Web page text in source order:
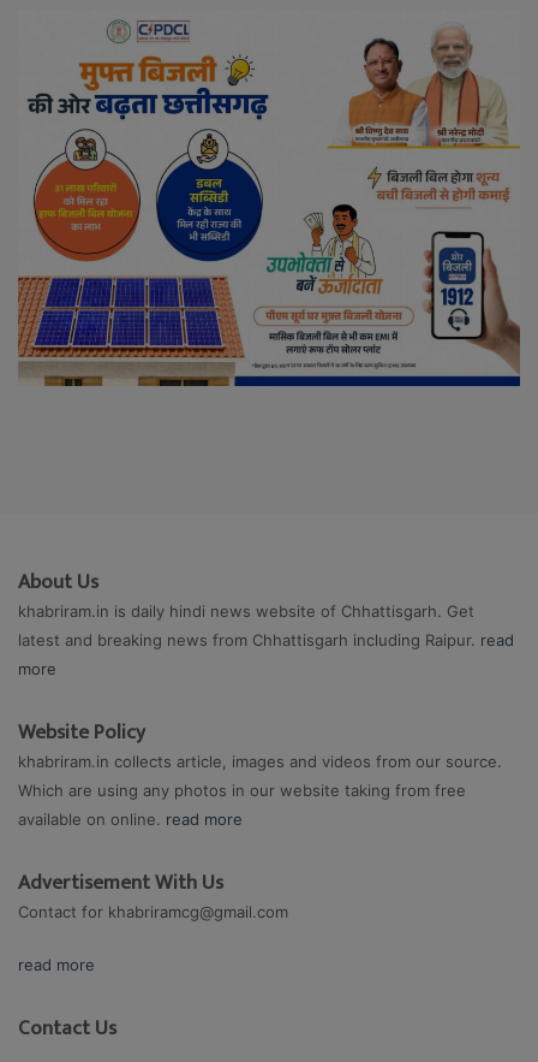
About Us
khabriram.in is daily hindi news website of Chhattisgarh. Get
latest and breaking news from Chhattisgarh including Raipur. read
more
Website Policy
khabriram.in collects article, images and videos from our source.
Which are using any photos in our website taking from free
available on online. read more
Advertisement With Us
Contact for khabriramcg@gmail.com
read more
Contact Us